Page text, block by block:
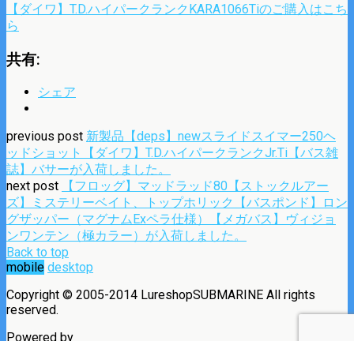
【ダイワ】T.D.ハイパークランクKARA1066Tiのご購入はこち
ら
共有:
シェア
previous post 新製品【deps】newスライドスイマー250ヘ
ッドショット【ダイワ】T.D.ハイパークランクJr.Ti【バス雑
誌】バサーが入荷しました。
next post
【フロッグ】マッドラッド80【ストックルアー
ズ】ミステリーベイト、トップホリック【バスポンド】ロン
グザッパー（マグナムExペラ仕様）【メガバス】ヴィジョ
ンワンテン（極カラー）が入荷しました。
Back to top
mobile desktop
Copyright © 2005-2014 LureshopSUBMARINE All rights
reserved.
Powered by